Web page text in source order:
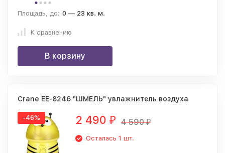
Площадь, до: 0 — 23 кв. м.
К сравнению
В корзину
Crane EE-8246 "ШМЕЛЬ" увлажнитель воздуха
-46% 2 490 ₽ 4 590 ₽
Осталась 1 шт.